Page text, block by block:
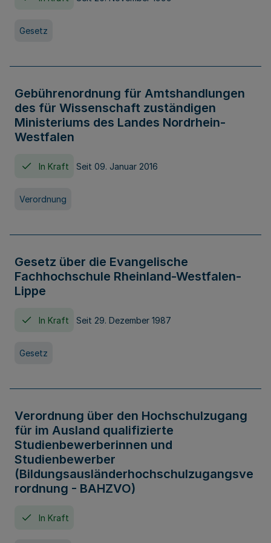
Gesetz
Gebührenordnung für Amtshandlungen
des für Wissenschaft zuständigen
Ministeriums des Landes Nordrhein-
Westfalen
In Kraft Seit 09. Januar 2016
Verordnung
Gesetz über die Evangelische
Fachhochschule Rheinland-Westfalen-
Lippe
In Kraft Seit 29. Dezember 1987
Gesetz
Verordnung über den Hochschulzugang
für im Ausland qualifizierte
Studienbewerberinnen und
Studienbewerber
(Bildungsausländerhochschulzugangsve
rordnung - BAHZVO)
In Kraft